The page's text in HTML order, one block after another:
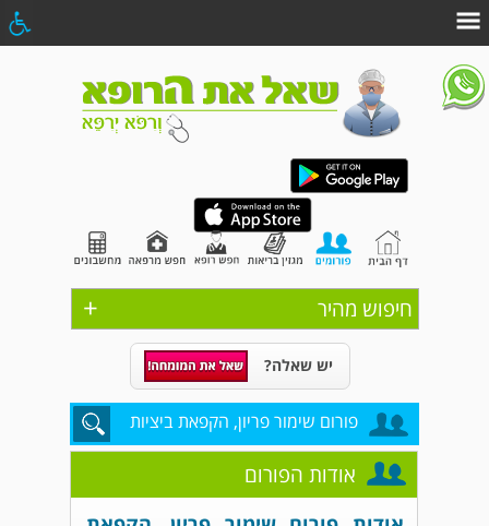
+ חיפוש מהיר
יש שאלה?
פורום שימור פריון, הקפאת ביציות
אודות הפורום